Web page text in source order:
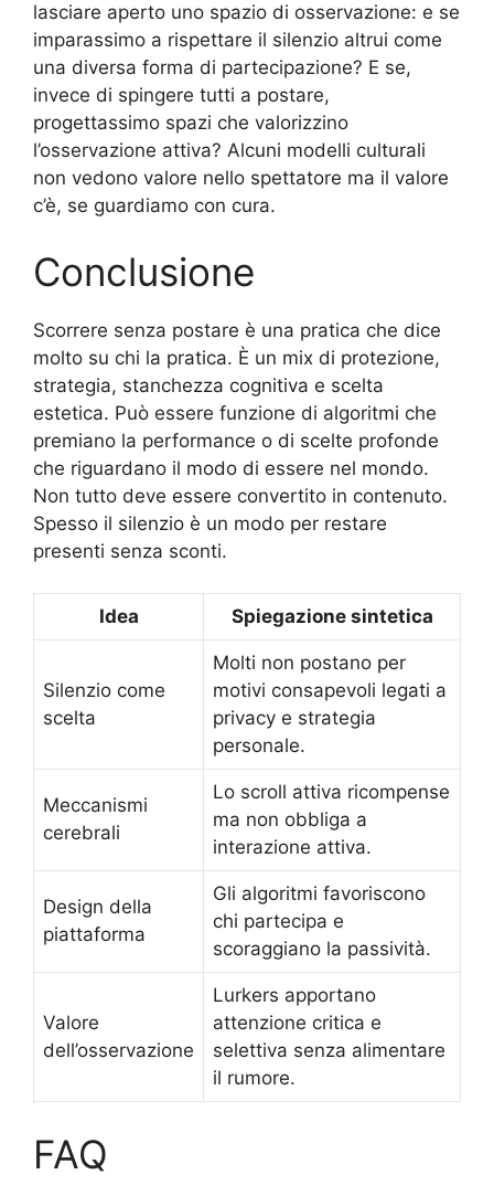
lasciare aperto uno spazio di osservazione: e se
imparassimo a rispettare il silenzio altrui come
una diversa forma di partecipazione? E se,
invece di spingere tutti a postare,
progettassimo spazi che valorizzino
l’osservazione attiva? Alcuni modelli culturali
non vedono valore nello spettatore ma il valore
c’è, se guardiamo con cura.
Conclusione
Scorrere senza postare è una pratica che dice
molto su chi la pratica. È un mix di protezione,
strategia, stanchezza cognitiva e scelta
estetica. Può essere funzione di algoritmi che
premiano la performance o di scelte profonde
che riguardano il modo di essere nel mondo.
Non tutto deve essere convertito in contenuto.
Spesso il silenzio è un modo per restare
presenti senza sconti.
Idea Spiegazione sintetica
Silenzio come
scelta
Molti non postano per
motivi consapevoli legati a
privacy e strategia
personale.
Meccanismi
cerebrali
Lo scroll attiva ricompense
ma non obbliga a
interazione attiva.
Design della
piattaforma
Gli algoritmi favoriscono
chi partecipa e
scoraggiano la passività.
Valore
dell’osservazione
Lurkers apportano
attenzione critica e
selettiva senza alimentare
il rumore.
FAQ